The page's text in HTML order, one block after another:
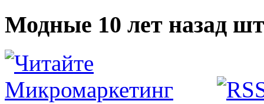
Модные 10 лет назад